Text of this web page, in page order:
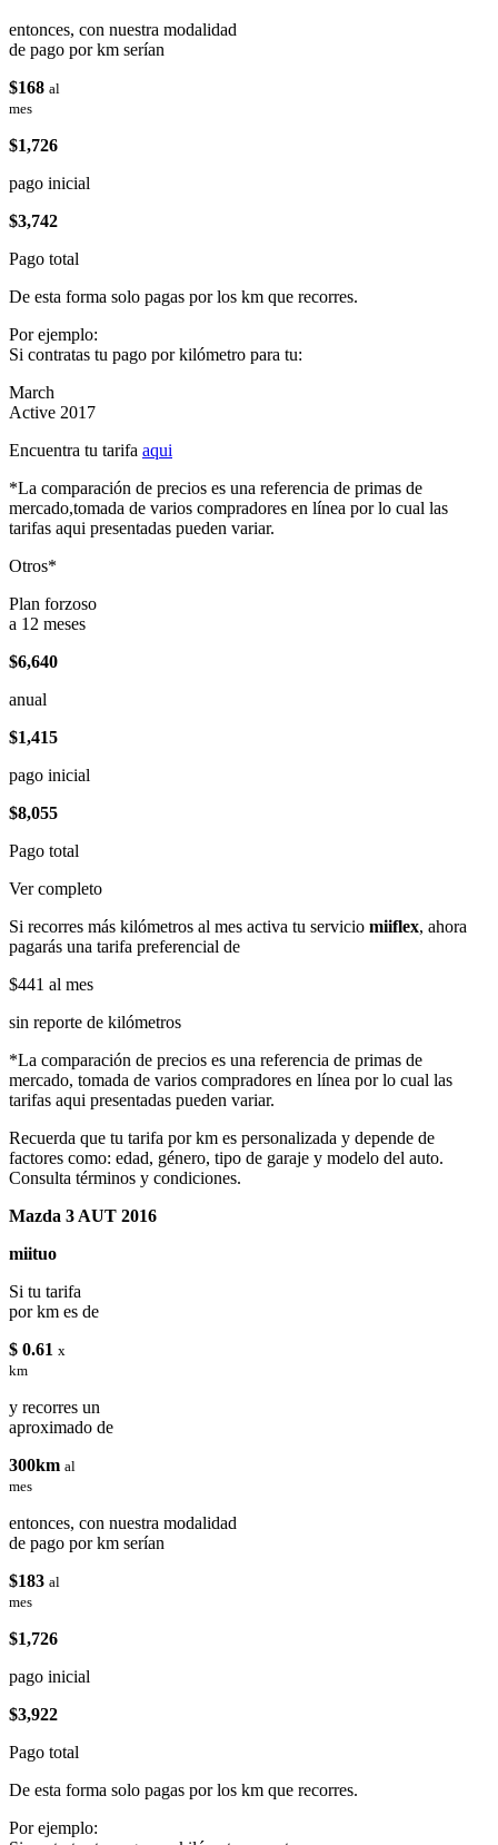
entonces, con nuestra modalidad
de pago por km serían
$168 al
mes
$1,726
pago inicial
$3,742
Pago total
De esta forma solo pagas por los km que recorres.
Por ejemplo:
Si contratas tu pago por kilómetro para tu:
March
Active 2017
Encuentra tu tarifa aqui
*La comparación de precios es una referencia de primas de
mercado,tomada de varios compradores en línea por lo cual las
tarifas aqui presentadas pueden variar.
Otros*
Plan forzoso
a 12 meses
$6,640
anual
$1,415
pago inicial
$8,055
Pago total
Ver completo
Si recorres más kilómetros al mes activa tu servicio miiflex, ahora
pagarás una tarifa preferencial de
$441 al mes
sin reporte de kilómetros
*La comparación de precios es una referencia de primas de
mercado, tomada de varios compradores en línea por lo cual las
tarifas aqui presentadas pueden variar.
Recuerda que tu tarifa por km es personalizada y depende de
factores como: edad, género, tipo de garaje y modelo del auto.
Consulta términos y condiciones.
Mazda 3 AUT 2016
miituo
Si tu tarifa
por km es de
$ 0.61 x
km
y recorres un
aproximado de
300km al
mes
entonces, con nuestra modalidad
de pago por km serían
$183 al
mes
$1,726
pago inicial
$3,922
Pago total
De esta forma solo pagas por los km que recorres.
Por ejemplo: